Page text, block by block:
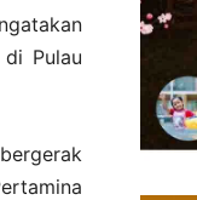
Pulau